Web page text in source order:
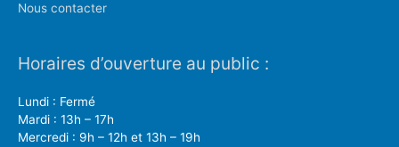
Nous contacter
Horaires d’ouverture au public :
Lundi : Fermé
Mardi : 13h – 17h
Mercredi : 9h – 12h et 13h – 19h